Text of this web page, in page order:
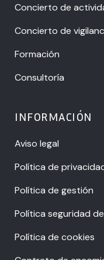
Concierto de
Concierto de
Formación
Consultoría
INFORMACIÓN
Aviso legal
Política de
Política de gestión
Política seguridad
Política de cookies